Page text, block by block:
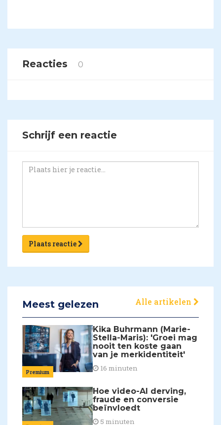
Reacties 0
Schrijf een reactie
Plaats reactie
Meest gelezen Alle artikelen
Premium
Kika Buhrmann (Marie-
Stella-Maris): 'Groei mag
nooit ten koste gaan
van je merkidentiteit'
16 minuten
Hoe video-AI derving,
fraude en conversie
beïnvloedt
5 minuten